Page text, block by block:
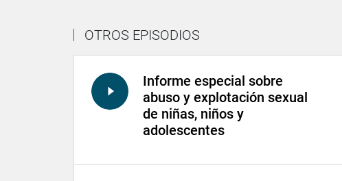
OTROS EPISODIOS
Informe especial sobre
abuso y explotación sexual
de niñas, niños y
adolescentes